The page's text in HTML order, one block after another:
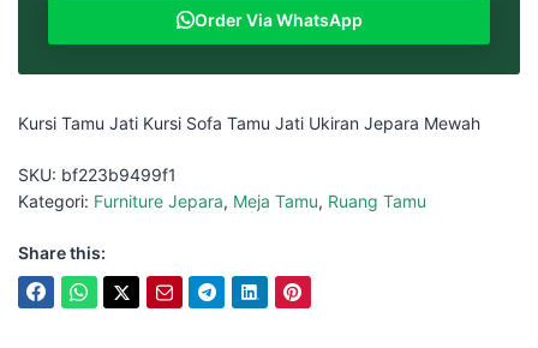
Order Via WhatsApp
Kursi Tamu Jati Kursi Sofa Tamu Jati Ukiran Jepara Mewah
SKU: bf223b9499f1
Kategori: Furniture Jepara, Meja Tamu, Ruang Tamu
Share this: